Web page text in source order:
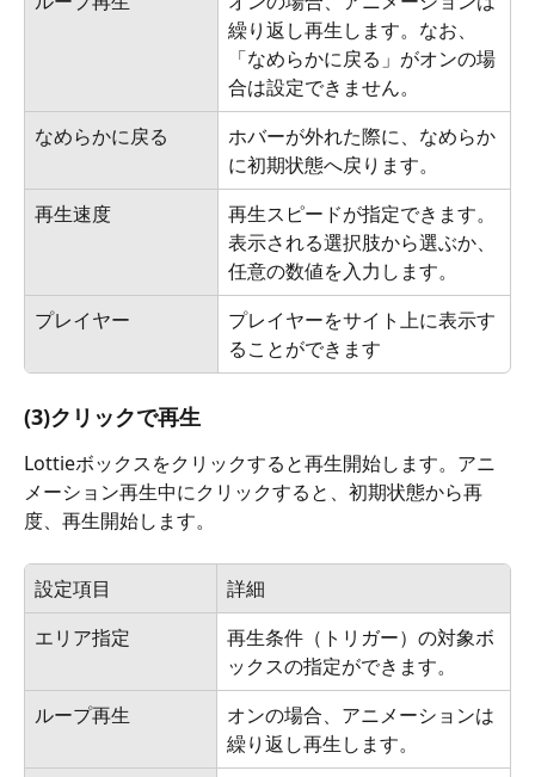
繰り返し再生します。なお、
「なめらかに戻る」がオンの場
合は設定できません。
なめらかに戻る
ホバーが外れた際に、なめらか
に初期状態へ戻ります。
再生速度
再生スピードが指定できます。
表示される選択肢から選ぶか、
任意の数値を入力します。
プレイヤー
プレイヤーをサイト上に表示す
ることができます
(3)クリックで再生
Lottieボックスをクリックすると再生開始します。アニ
メーション再生中にクリックすると、初期状態から再
度、再生開始します。
設定項目
詳細
エリア指定
再生条件（トリガー）の対象ボ
ックスの指定ができます。
ループ再生
オンの場合、アニメーションは
繰り返し再生します。